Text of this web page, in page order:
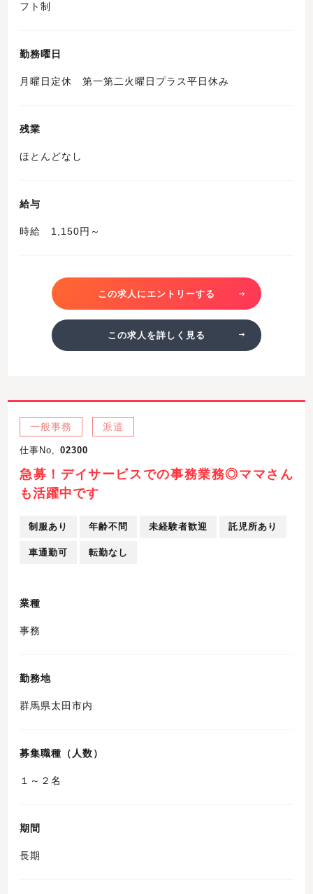
フト制
勤務曜日
月曜日定休 第一第二火曜日プラス平日休み
残業
ほとんどなし
給与
時給 1,150円～
この求人にエントリーする
この求人を詳しく見る
一般事務 派遣
仕事No, 02300
急募！デイサービスでの事務業務◎ママさん
も活躍中です
制服あり 年齢不問 未経験者歓迎 託児所あり
車通勤可 転勤なし
業種
事務
勤務地
群馬県太田市内
募集職種（人数）
１～２名
期間
長期